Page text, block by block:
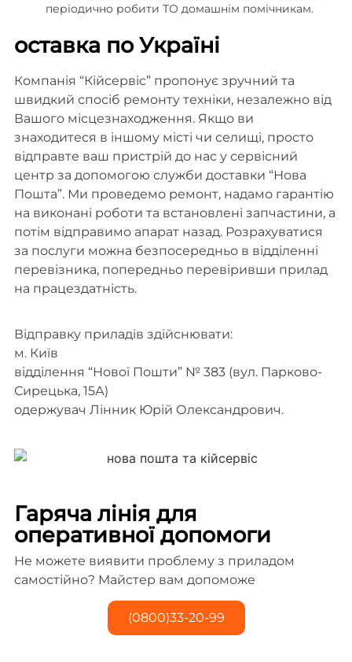
періодично робити ТО домашнім помічникам.
оставка по Україні
Компанія “Кійсервіс” пропонує зручний та
швидкий спосіб ремонту техніки, незалежно від
Вашого місцезнаходження. Якщо ви
знаходитеся в іншому місті чи селищі, просто
відправте ваш пристрій до нас у сервісний
центр за допомогою служби доставки “Нова
Пошта”. Ми проведемо ремонт, надамо гарантію
на виконані роботи та встановлені запчастини, а
потім відправимо апарат назад. Розрахуватися
за послуги можна безпосередньо в відділенні
перевізника, попередньо перевіривши прилад
на працездатність.
Відправку приладів здійснювати:
м. Київ
відділення “Нової Пошти” № 383 (вул. Парково-
Сирецька, 15А)
одержувач Лінник Юрій Олександрович.
Гаряча лінія для
оперативної допомоги
Не можете виявити проблему з приладом
самостійно? Майстер вам допоможе
(0800)33-20-99